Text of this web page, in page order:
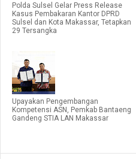
Polda Sulsel Gelar Press Release
Kasus Pembakaran Kantor DPRD
Sulsel dan Kota Makassar, Tetapkan
29 Tersangka
Upayakan Pengembangan
Kompetensi ASN, Pemkab Bantaeng
Gandeng STIA LAN Makassar